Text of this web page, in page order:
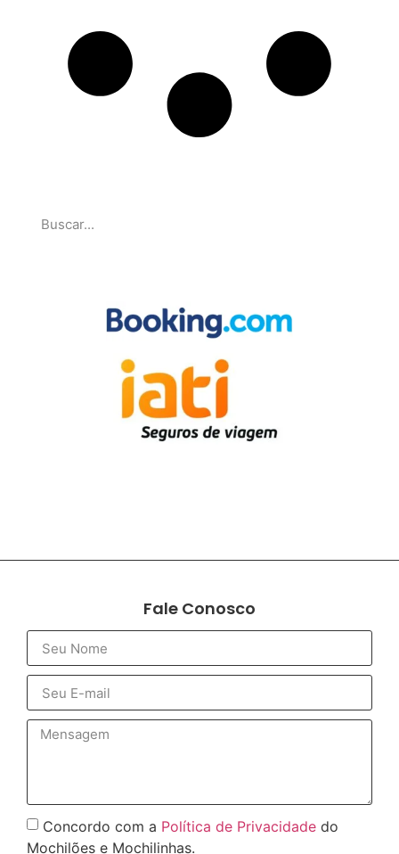
Fale Conosco
Concordo com a Política de Privacidade do
Mochilões e Mochilinhas.